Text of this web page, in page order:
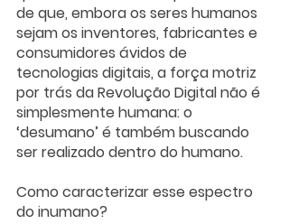
de que, embora os seres humanos
sejam os inventores, fabricantes e
consumidores ávidos de
tecnologias digitais, a força motriz
por trás da Revolução Digital não é
simplesmente humana: o
‘desumano’ é também buscando
ser realizado dentro do humano.
Como caracterizar esse espectro
do inumano?